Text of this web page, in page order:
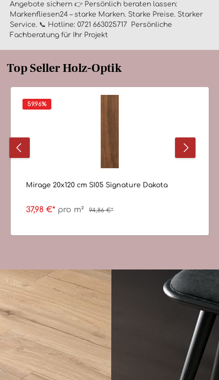
Angebote sichern 👉 Persönlich beraten lassen:
Markenfliesen24 – starke Marken. Starke Preise. Starker
Service. 📞 Hotline: 0721 663025717 Persönliche
Fachberatung für Ihr Projekt
Top Seller Holz-Optik
59.96%
Mirage 20x120 cm SI05 Signature Dakota
37,98 €* pro m² 94,86 €*